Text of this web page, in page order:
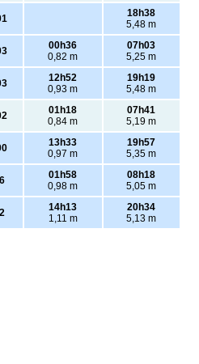
18h38
5,48 m
00h36
0,82 m
07h03
5,25 m
12h52
0,93 m
19h19
5,48 m
01h18
0,84 m
07h41
5,19 m
13h33
0,97 m
19h57
5,35 m
01h58
0,98 m
08h18
5,05 m
14h13
1,11 m
20h34
5,13 m